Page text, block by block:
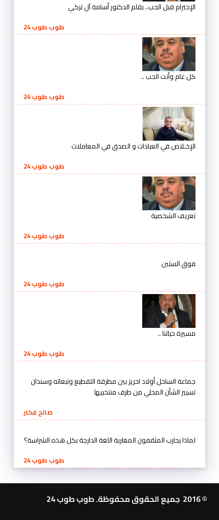
الإحترام قبل الحب.. بقلم الدكتور أسامة آل تركي
طوب طوب 24
كل عام وأنت الحب ..
طوب طوب 24
الإخـلاص في العبادات و الصدق في المعاملات
طوب طوب 24
تعريف الشخصية
طوب طوب 24
فوق الستين
طوب طوب 24
مسيرة حياتنا ..
طوب طوب 24
جماعة الساحل أولاد احريز بين مطرقة التقطيع وتبعاته وسندان
تسيير الشأن المحلي من طرف منتخبيها
صالح فكار
لماذا يحارب المثقفون المغاربة اللغة الدارجة بكل هذه الشراسة؟
طوب طوب 24
© 2016 جميع الحقوق محفوظة. طوب طوب 24